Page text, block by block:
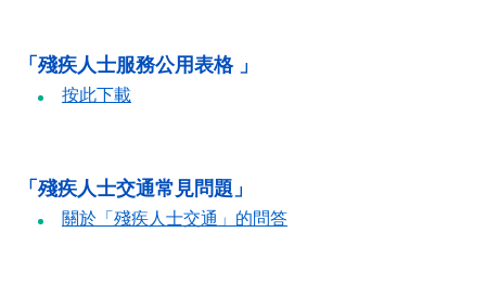
「殘疾人士服務公用表格 」
按此下載
「殘疾人士交通常見問題」
關於「殘疾人士交通」的問答